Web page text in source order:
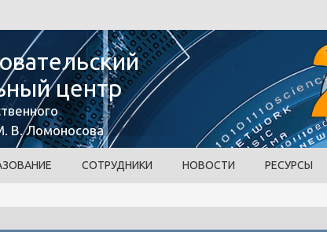
центр
В. Ломоносова
СОТРУДНИКИ НОВОСТИ РЕСУРСЫ